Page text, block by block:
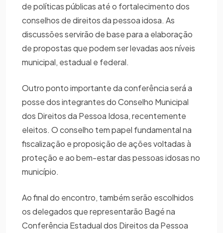
de políticas públicas até o fortalecimento dos
conselhos de direitos da pessoa idosa. As
discussões servirão de base para a elaboração
de propostas que podem ser levadas aos níveis
municipal, estadual e federal.
Outro ponto importante da conferência será a
posse dos integrantes do Conselho Municipal
dos Direitos da Pessoa Idosa, recentemente
eleitos. O conselho tem papel fundamental na
fiscalização e proposição de ações voltadas à
proteção e ao bem-estar das pessoas idosas no
município.
Ao final do encontro, também serão escolhidos
os delegados que representarão Bagé na
Conferência Estadual dos Direitos da Pessoa